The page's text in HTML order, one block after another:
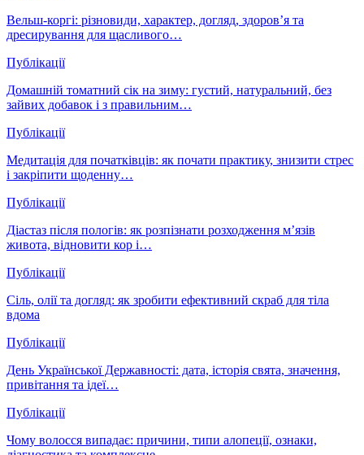
Вельш-коргі: різновиди, характер, догляд, здоров’я та
дресирування для щасливого…
Публікації
Домашній томатний сік на зиму: густий, натуральний, без
зайвих добавок і з правильним…
Публікації
Медитація для початківців: як почати практику, знизити стрес
і закріпити щоденну…
Публікації
Діастаз після пологів: як розпізнати розходження м’язів
живота, відновити кор і…
Публікації
Сіль, олії та догляд: як зробити ефективний скраб для тіла
вдома
Публікації
День Української Державності: дата, історія свята, значення,
привітання та ідеї…
Публікації
Чому волосся випадає: причини, типи алопеції, ознаки,